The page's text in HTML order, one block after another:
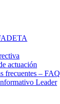
actuación
frecuentes – FAQ
Leader